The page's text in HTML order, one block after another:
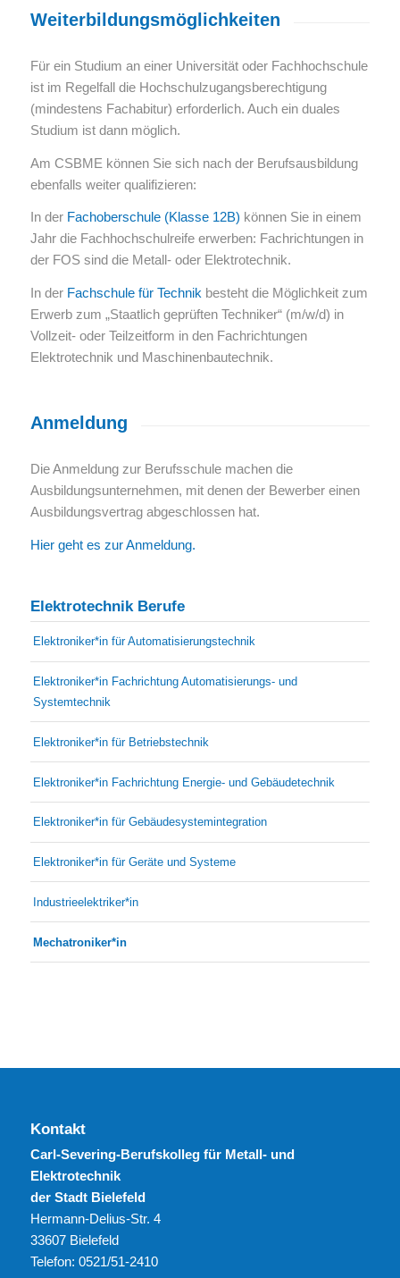
Weiterbildungsmöglichkeiten
Für ein Studium an einer Universität oder Fachhochschule
ist im Regelfall die Hochschulzugangsberechtigung
(mindestens Fachabitur) erforderlich. Auch ein duales
Studium ist dann möglich.
Am CSBME können Sie sich nach der Berufsausbildung
ebenfalls weiter qualifizieren:
In der Fachoberschule (Klasse 12B) können Sie in einem
Jahr die Fachhochschulreife erwerben: Fachrichtungen in
der FOS sind die Metall- oder Elektrotechnik.
In der Fachschule für Technik besteht die Möglichkeit zum
Erwerb zum „Staatlich geprüften Techniker“ (m/w/d) in
Vollzeit- oder Teilzeitform in den Fachrichtungen
Elektrotechnik und Maschinenbautechnik.
Anmeldung
Die Anmeldung zur Berufsschule machen die
Ausbildungsunternehmen, mit denen der Bewerber einen
Ausbildungsvertrag abgeschlossen hat.
Hier geht es zur Anmeldung.
Elektrotechnik Berufe
Elektroniker*in für Automatisierungstechnik
Elektroniker*in Fachrichtung Automatisierungs- und
Systemtechnik
Elektroniker*in für Betriebstechnik
Elektroniker*in Fachrichtung Energie- und Gebäudetechnik
Elektroniker*in für Gebäudesystemintegration
Elektroniker*in für Geräte und Systeme
Industrieelektriker*in
Mechatroniker*in
Kontakt
Carl-Severing-Berufskolleg für Metall- und
Elektrotechnik
der Stadt Bielefeld
Hermann-Delius-Str. 4
33607 Bielefeld
Telefon: 0521/51-2410